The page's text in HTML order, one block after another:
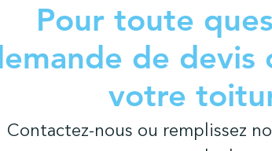
Pour toute
de devis
votre
Contactez-nous ou remplissez